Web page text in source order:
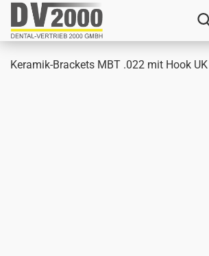
Keramik-​Brackets MBT .022 mit Hook UK